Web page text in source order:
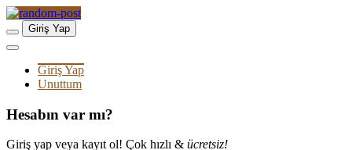
Giriş Yap
Giriş Yap
Unuttum
Hesabın var mı?
Giriş yap veya kayıt ol! Çok hızlı & ücretsiz!